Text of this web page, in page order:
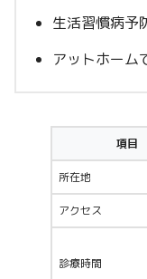
生活習慣病予
アットホーム
項目
所在地
アクセス
診療時間